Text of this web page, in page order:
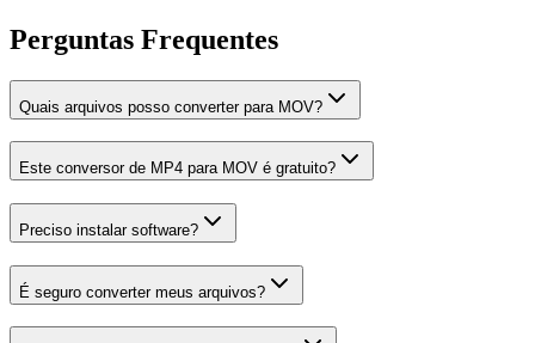
Perguntas Frequentes
Quais arquivos posso converter para MOV?
Este conversor de MP4 para MOV é gratuito?
Preciso instalar software?
É seguro converter meus arquivos?